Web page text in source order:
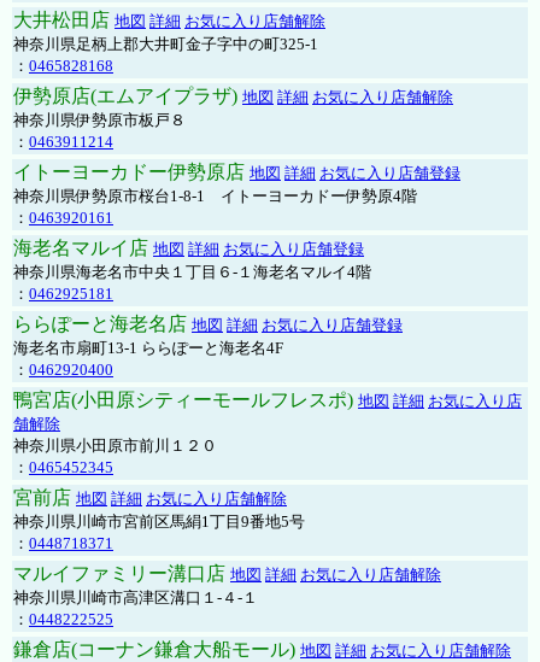
大井松田店 地図 詳細 お気に入り店舗解除
神奈川県足柄上郡大井町金子字中の町325-1
： 0465828168
伊勢原店(エムアイプラザ) 地図 詳細 お気に入り店舗解除
神奈川県伊勢原市板戸８
： 0463911214
イトーヨーカドー伊勢原店 地図 詳細 お気に入り店舗登録
神奈川県伊勢原市桜台1-8-1 イトーヨーカドー伊勢原4階
： 0463920161
海老名マルイ店 地図 詳細 お気に入り店舗登録
神奈川県海老名市中央１丁目６-１海老名マルイ4階
： 0462925181
ららぽーと海老名店 地図 詳細 お気に入り店舗登録
海老名市扇町13-1 ららぽーと海老名4F
： 0462920400
鴨宮店(小田原シティーモールフレスポ) 地図 詳細 お気に入り店
舗解除
神奈川県小田原市前川１２０
： 0465452345
宮前店 地図 詳細 お気に入り店舗解除
神奈川県川崎市宮前区馬絹1丁目9番地5号
： 0448718371
マルイファミリー溝口店 地図 詳細 お気に入り店舗解除
神奈川県川崎市高津区溝口１-４-１
： 0448222525
鎌倉店(コーナン鎌倉大船モール) 地図 詳細 お気に入り店舗解除